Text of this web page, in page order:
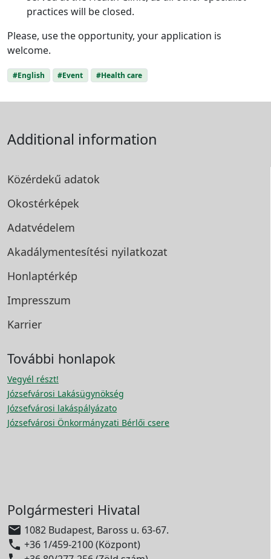
practices will be closed.
Please, use the opportunity, your application is
welcome.
#English #Event #Health care
Additional information
Közérdekű adatok
Okostérképek
Adatvédelem
Akadálymentesítési nyilatkozat
Honlaptérkép
Impresszum
Karrier
További honlapok
Vegyél részt!
Józsefvárosi Lakásügynökség
Józsefvárosi lakáspályázato
Józsefvárosi Önkormányzati Bérlői csere
Polgármesteri Hivatal
 1082 Budapest, Baross u. 63-67.
 +36 1/459-2100 (Központ)